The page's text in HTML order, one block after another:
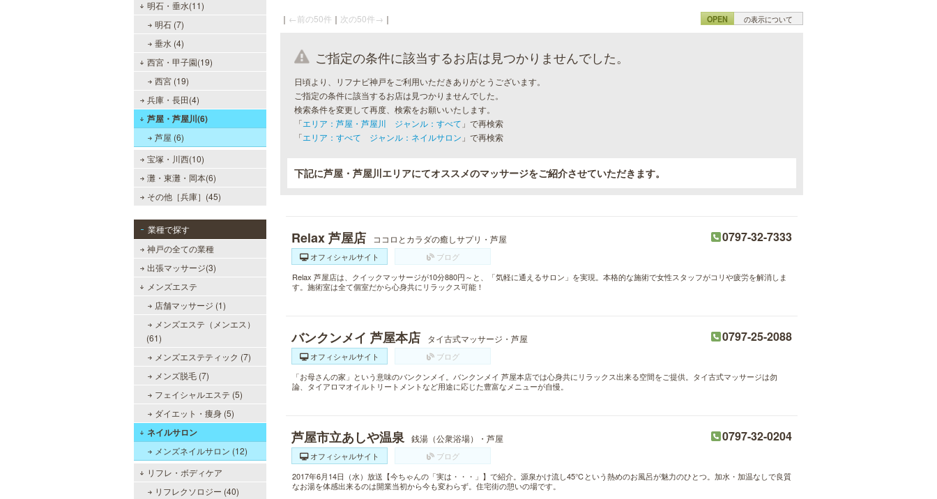
明石・垂水(11)
明石 (7)
垂水 (4)
西宮・甲子園(19)
西宮 (19)
兵庫・長田(4)
芦屋・芦屋川(6)
芦屋 (6)
宝塚・川西(10)
灘・東灘・岡本(6)
その他［兵庫］(45)
業種で探す
神戸の全ての業種
出張マッサージ(3)
メンズエステ
店舗マッサージ (1)
メンズエステ（メンエス）
(61)
メンズエステティック (7)
メンズ脱毛 (7)
フェイシャルエステ (5)
ダイエット・痩身 (5)
ネイルサロン
メンズネイルサロン (12)
リフレ・ボディケア
リフレクソロジー (40)
｜ ←前の50件 ｜ 次の50件→ ｜ OPEN の表示について
ご指定の条件に該当するお店は見つかりませんでした。
日頃より、リフナビ神戸をご利用いただきありがとうございます。
ご指定の条件に該当するお店は見つかりませんでした。
検索条件を変更して再度、検索をお願いいたします。
「エリア：芦屋・芦屋川 ジャンル：すべて 」で再検索
「エリア：すべて ジャンル：ネイルサロン 」で再検索
下記に芦屋・芦屋川エリアにてオススメのマッサージをご紹介させていただきます。
Relax 芦屋店 ココロとカラダの癒しサプリ・芦屋 0797-32-7333
オフィシャルサイト
ブログ
Relax 芦屋店は、クイックマッサージが10分880円～と、「気軽に通えるサロン」を実現。本格的な施術で女性スタッフがコリや疲労を解消しま
す。施術室は全て個室だから心身共にリラックス可能！
バンクンメイ 芦屋本店 タイ古式マッサージ・芦屋 0797-25-2088
オフィシャルサイト
ブログ
「お母さんの家」という意味のバンクンメイ。バンクンメイ 芦屋本店では心身共にリラックス出来る空間をご提供。タイ古式マッサージは勿
論、タイアロマオイルトリートメントなど用途に応じた豊富なメニューが自慢。
芦屋市立あしや温泉 銭湯（公衆浴場）・芦屋 0797-32-0204
オフィシャルサイト
ブログ
2017年6月14日（水）放送【今ちゃんの「実は・・・」】で紹介。源泉かけ流し45℃という熱めのお風呂が魅力のひとつ。加水・加温なしで良質
なお湯を体感出来るのは開業当初から今も変わらず。住宅街の憩いの場です。